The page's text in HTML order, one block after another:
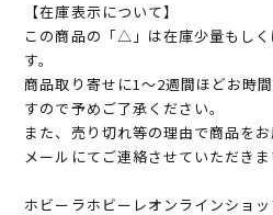
【在庫表示について】
この商品の「△」は在庫少量もし
す。
商品取り寄せに1～2週間ほどお時
すので予めご了承ください。
また、売り切れ等の理由で商品を
メールにてご連絡させていただきま
ホビーラホビーレオンラインショ